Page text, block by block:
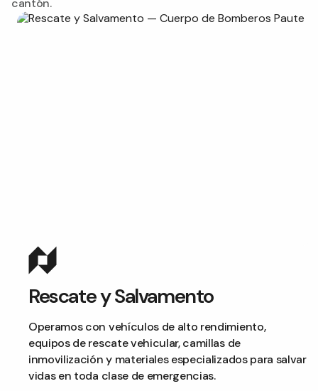
cantón.
Rescate y Salvamento
Operamos con vehículos de alto rendimiento,
equipos de rescate vehicular, camillas de
inmovilización y materiales especializados para salvar
vidas en toda clase de emergencias.